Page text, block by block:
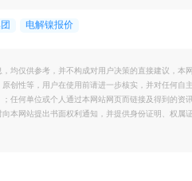
电解镍报价
均仅供参考，并不构成对用户决策的直接建议，
创性等，用户在使用前请进一步核实，并对任何
任何单位或个人通过本网站网页而链接及得到的
本网站提出书面权利通知，并提供身份证明、权